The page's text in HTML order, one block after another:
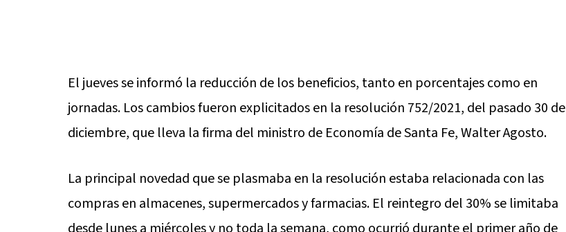
El jueves se informó la reducción de los beneficios, tanto en porcentajes como en
jornadas. Los cambios fueron explicitados en la resolución 752/2021, del pasado 30 de
diciembre, que lleva la firma del ministro de Economía de Santa Fe, Walter Agosto.
La principal novedad que se plasmaba en la resolución estaba relacionada con las
compras en almacenes, supermercados y farmacias. El reintegro del 30% se limitaba